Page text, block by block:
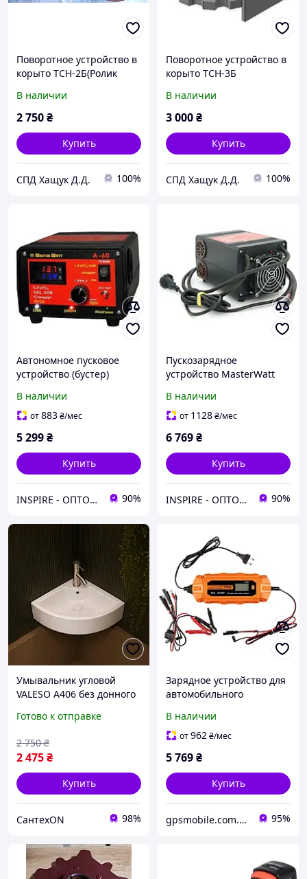
Поворотное устройство в
корыто ТСН-2Б(Ролик
В наличии
2 750₴
Купить
СПД Хащук Д.Д. 100%
Поворотное устройство в
корыто ТСН-3Б
В наличии
3 000₴
Купить
СПД Хащук Д.Д. 100%
Автономное пусковое
устройство (бустер)
800Ah) (MF, AGM, GEL,
CA/CA, LiFePO4) 60А, 160-
В наличии
от883₴/мес
5 299₴
Купить
INSPIRE - ОПТОВІ ПРОДАЖІ ТА БЕЗГОТІВКА ДЛЯ БІЗНЕСУ 90%
Пускозарядное
устройство MasterWatt
1000Ah) (MF, AGM, GEL, CA
/ CA, LiFePO4) 100А 160-
В наличии
от 1128₴/мес
6 769₴
Купить
INSPIRE - ОПТОВІ ПРОДАЖІ ТА БЕЗГОТІВКА ДЛЯ БІЗНЕСУ 90%
Умывальник угловой
VALESO А406 без донного
Готово к отправке
2 475₴
2 750 ₴
Купить
СантехON 98%
Зарядное устройство для
автомобильного
10А/160Вт, 3-200Ач, для
STD/AGM/GEL/LiFePO4 (11-
В наличии
от962₴/мес
5 769₴
Купить
gpsmobile.com.ua 95%